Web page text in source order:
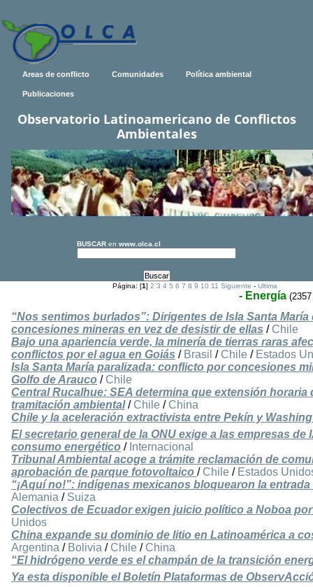
Areas de conflicto Comunidades Política ambiental
Publicaciones
Observatorio Latinoamericano de Conflictos
Ambientales
BUSCAR en www.olca.cl
Página: [1]2 3 4 5 6 7 8 9 10 11 Siguiente -Ultima
- Energía
“Nos sentimos burlados”: Dirigentes de Isla Santa
concesiones mineras en vez de desistir de ellas / Chile
Bajo una apariencia verde, la minería de tierras raras
conflictos por el agua en Goiás / Brasil / Chile / Estados
Isla Santa María paralizada: conflicto por concesiones
Golfo de Arauco / Chile
Central Rucalhue: SEA determina que extensión horaria
tramitación ambiental/ Chile / China
Chile y la aceleración extractivista entre Pekín y
El secretario general de la ONU exige a las empresas
consumo energético / Internacional
Tribunal Ambiental acoge a trámite reclamación de
aprobación de parque fotovoltaico / Chile / Estados
“¡Aquí no!”: indígenas mexicanos bloquearon la
Alemania / Suiza
Colectivos de Ecuador exigen juicio político a Noboa
Unidos
China expande su dominio de litio en Latinoamérica a
Argentina / Bolivia / Chile / China
“El hidrógeno verde es el champán de la transición
Ya esta disponible el Boletín Plataformas de